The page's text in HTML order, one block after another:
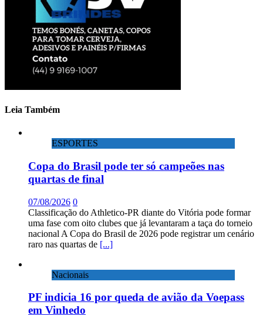
Leia Também
ESPORTES
Copa do Brasil pode ter só campeões nas
quartas de final
07/08/2026 0
Classificação do Athletico-PR diante do Vitória pode formar
uma fase com oito clubes que já levantaram a taça do torneio
nacional A Copa do Brasil de 2026 pode registrar um cenário
raro nas quartas de [...]
Nacionais
PF indicia 16 por queda de avião da Voepass
em Vinhedo